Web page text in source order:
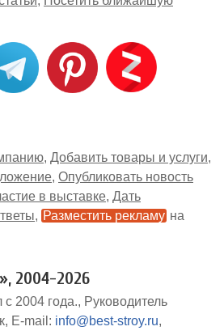
Добавить товары и услуги
Опубликовать новость
в выставке Дать
Разместить рекламу на
2004-2026
2004 года.
Руководитель
E-mail: info@best-stroy.ru